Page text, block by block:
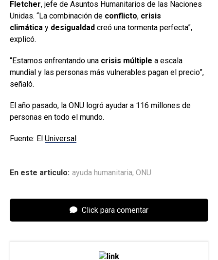
Fletcher, jefe de Asuntos Humanitarios de las Naciones
Unidas. “La combinación de conflicto, crisis
climática y desigualdad creó una tormenta perfecta”,
explicó.
“Estamos enfrentando una crisis múltiple a escala
mundial y las personas más vulnerables pagan el precio”,
señaló.
El año pasado, la ONU logró ayudar a 116 millones de
personas en todo el mundo.
Fuente: El Universal
En este articulo: ayuda humanitaria, ONU
Click para comentar